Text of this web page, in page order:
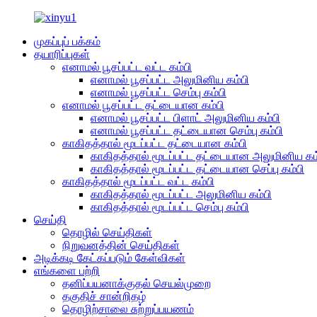
முகப்புப் பக்கம்
தயாரிப்புகள்
எனாமல் பூசப்பட்ட வட்ட கம்பி
எனாமல் பூசப்பட்ட அலுமினிய கம்பி
எனாமல் பூசப்பட்ட செம்பு கம்பி
எனாமல் பூசப்பட்ட தட்டையான கம்பி
எனாமல் பூசப்பட்ட பிளாட் அலுமினிய கம்பி
எனாமல் பூசப்பட்ட தட்டையான செம்பு கம்பி
காகிதத்தால் மூடப்பட்ட தட்டையான கம்பி
காகிதத்தால் மூடப்பட்ட தட்டையான அலுமினிய
காகிதத்தால் மூடப்பட்ட தட்டையான செப்பு கம்பி
காகிதத்தால் மூடப்பட்ட வட்ட கம்பி
காகிதத்தால் மூடப்பட்ட அலுமினிய கம்பி
காகிதத்தால் மூடப்பட்ட செம்பு கம்பி
செய்தி
தொழில் செய்திகள்
நிறுவனத்தின் செய்திகள்
அடிக்கடி கேட்கப்படும் கேள்விகள்
எங்களை பற்றி
தனிப்பயனாக்குதல் செயல்முறை
தகுதிச் சான்றிதழ்
தொழிற்சாலை சுற்றுப்பயணம்